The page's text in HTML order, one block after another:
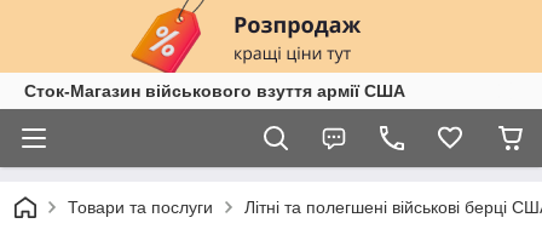
Сток-Магазин військового взуття армії США
Товари та послуги Літні та полегшені військові берці